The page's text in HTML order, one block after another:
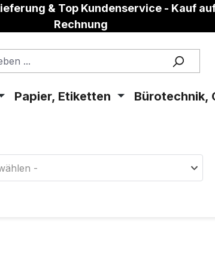
& Top Kundenservice - Kauf
Rechnung
Papier, Etiketten Bürotechnik,
-